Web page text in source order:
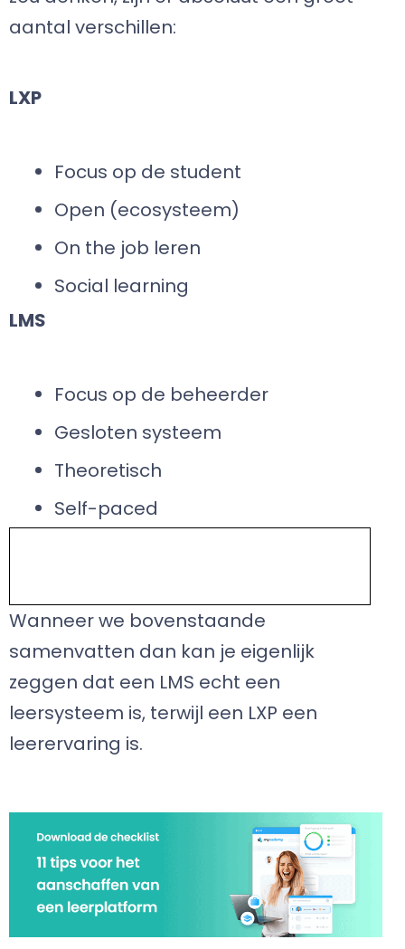
aantal verschillen:
LXP
Focus op de student
Open (ecosysteem)
On the job leren
Social learning
LMS
Focus op de beheerder
Gesloten systeem
Theoretisch
Self-paced
Wanneer we bovenstaande
samenvatten dan kan je eigenlijk
zeggen dat een LMS echt een
leersysteem is, terwijl een LXP een
leerervaring is.